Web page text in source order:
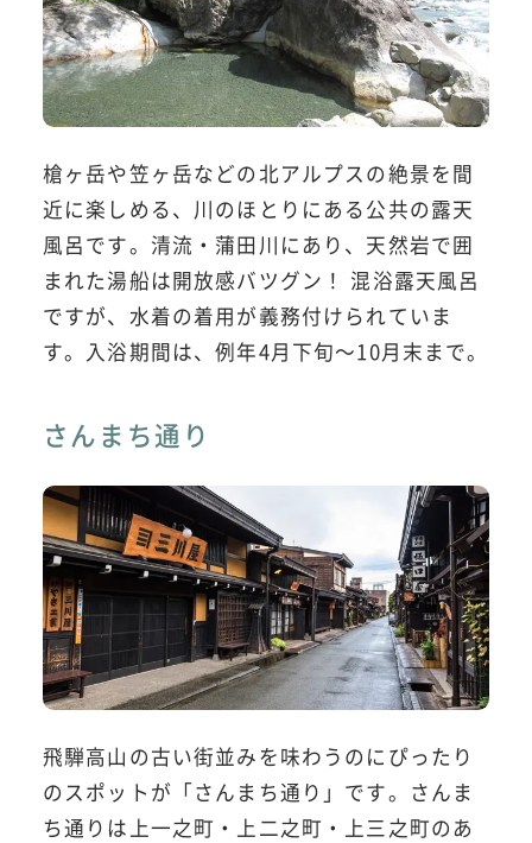
槍ヶ岳や笠ヶ岳などの北アルプスの絶景を間
近に楽しめる、川のほとりにある公共の露天
風呂です。清流・蒲田川にあり、天然岩で囲
まれた湯船は開放感バツグン！ 混浴露天風呂
ですが、水着の着用が義務付けられていま
す。入浴期間は、例年4月下旬～10月末まで。
さんまち通り
飛騨高山の古い街並みを味わうのにぴったり
のスポットが「さんまち通り」です。さんま
ち通りは上一之町・上二之町・上三之町のあ